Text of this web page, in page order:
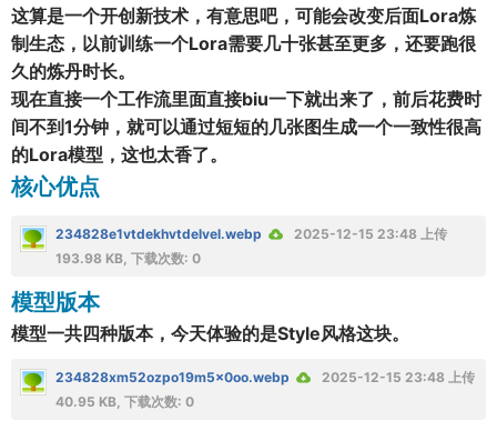
这算是一个开创新技术，有意思吧，可能会改变后面Lora炼
制生态，以前训练一个Lora需要几十张甚至更多，还要跑很
久的炼丹时长。
现在直接一个工作流里面直接biu一下就出来了，前后花费时
间不到1分钟，就可以通过短短的几张图生成一个一致性很高
的Lora模型，这也太香了。
核心优点
234828e1vtdekhvtdelvel.webp
2025-12-15 23:48 上传
193.98 KB, 下载次数: 0
模型版本
模型一共四种版本，今天体验的是Style风格这块。
234828xm52ozpo19m5x0oo.webp
2025-12-15 23:48 上传
40.95 KB, 下载次数: 0